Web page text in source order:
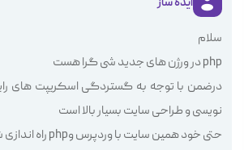
سلام
php در ورژن های جدید شی گرا هست
نویسی و طراحی سایت بسیار بالا است
حتی خود همین سایت با وردپرس وphp راه اندازی شده است